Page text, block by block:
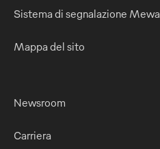
Sistema di segnalazione Mewa
Mappa del sito
Newsroom
Carriera